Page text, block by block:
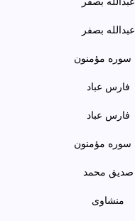
عبدالله بصفر
فارس عباد